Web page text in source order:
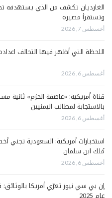
الغارديان تكشف من الذي يستهدفه
وتستقرأ مصيره
أغسطس 7, 2026
اللحظة التي أظهر فيها التحالف
أغسطس 6, 2026
قناة أمريكية: «عاصفة الحزم» ثانية
بالاستجابة لمطالب اليمنيين
أغسطس 6, 2026
استخبارات أمريكية: السعودية تجني
مُلك ابن سلمان
أغسطس 6, 2026
إن بي سي نيوز تعرّي أمريكا